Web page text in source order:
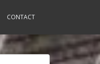
CONTACT